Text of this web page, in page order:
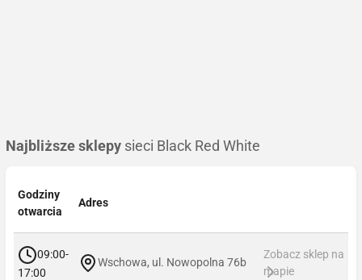
Najbliższe sklepy sieci Black Red White
Godziny
otwarcia
Adres
09:00-
17:00
Wschowa, ul. Nowopolna 76b
Zobacz sklep na
mapie